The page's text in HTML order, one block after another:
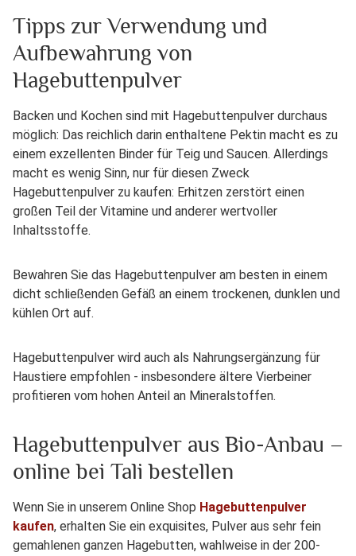
Tipps zur Verwendung und
Aufbewahrung von
Hagebuttenpulver
Backen und Kochen sind mit Hagebuttenpulver durchaus
möglich: Das reichlich darin enthaltene Pektin macht es zu
einem exzellenten Binder für Teig und Saucen. Allerdings
macht es wenig Sinn, nur für diesen Zweck
Hagebuttenpulver zu kaufen: Erhitzen zerstört einen
großen Teil der Vitamine und anderer wertvoller
Inhaltsstoffe.
Bewahren Sie das Hagebuttenpulver am besten in einem
dicht schließenden Gefäß an einem trockenen, dunklen und
kühlen Ort auf.
Hagebuttenpulver wird auch als Nahrungsergänzung für
Haustiere empfohlen - insbesondere ältere Vierbeiner
profitieren vom hohen Anteil an Mineralstoffen.
Hagebuttenpulver aus Bio-Anbau –
online bei Tali bestellen
Wenn Sie in unserem Online Shop Hagebuttenpulver
kaufen, erhalten Sie ein exquisites, Pulver aus sehr fein
gemahlenen ganzen Hagebutten, wahlweise in der 200-